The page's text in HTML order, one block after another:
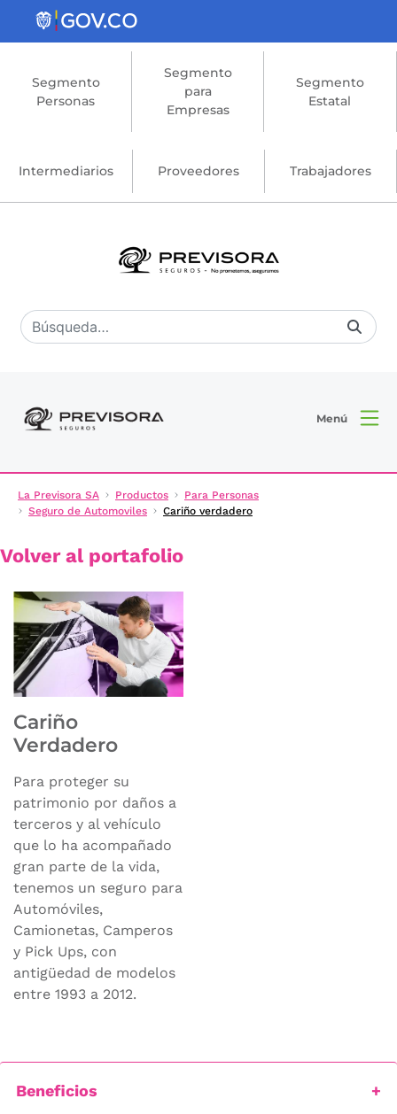
Saltar al contenido principal
Segmento
Personas
Segmento
para
Empresas
Segmento
Estatal
Intermediarios Proveedores Trabajadores
Menú
La Previsora SA Productos
Para Personas
Seguro de Automoviles
Cariño verdadero
Volver al portafolio
Cariño
Verdadero
Para proteger su
patrimonio por daños a
terceros y al vehículo
que lo ha acompañado
gran parte de la vida,
tenemos un seguro para
Automóviles,
Camionetas, Camperos
y Pick Ups, con
antigüedad de modelos
entre 1993 a 2012.
Beneficios